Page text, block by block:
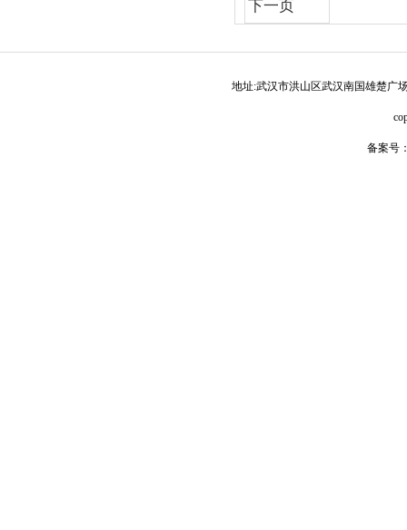
地址:武汉市洪山区武汉南国雄楚广
备案号